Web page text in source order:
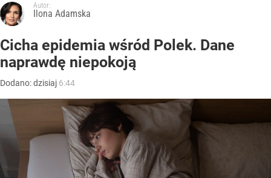
Autor:
Ilona Adamska
Cicha epidemia wśród Polek. Dane
naprawdę niepokoją
Dodano:dzisiaj 6:44